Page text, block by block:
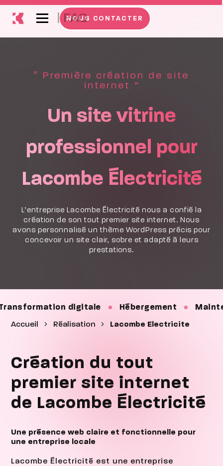
|FAQ
NOUS CONTACTER
‟ Première création de site
internet ”
Un site vitrine
professionnel pour
Lacombe Électricité
L’entreprise Lacombe Électricité nous a confié la
création de son tout premier site internet. Nous
avons personnalisé un thème WordPress précis pour
concevoir un site clair, sobre et adapté à leurs
prestations.
digitale Hébergement Maintenance
Accueil Réalisation Lacombe Electricite
Création du tout
premier site internet
de Lacombe Électricité
Une présence web claire et fonctionnelle pour
une entreprise locale
Lacombe Électricité est une entreprise